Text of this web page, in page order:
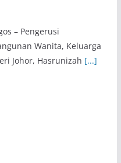
– Pengerusi
Wanita, Keluarga
Johor, Hasrunizah [...]